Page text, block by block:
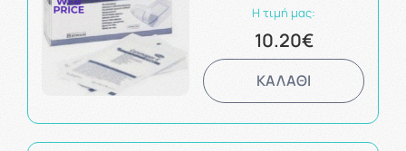
Η τιμή μας:
10.20€
ΚΑΛΑΘΙ